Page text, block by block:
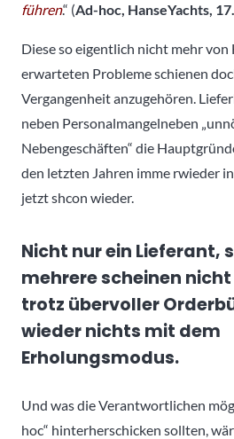
führen.“ (Ad-hoc, HanseYachts,
Diese so eigentlich nicht mehr von
erwarteten Probleme schienen
Vergangenheit anzugehören.
neben Personalmangelneben
Nebengeschäften“ die
den letzten Jahren imme rwieder
jetzt shcon wieder.
Nicht nur ein Lieferant,
mehrere scheinen
trotz übervoller
wieder nichts mit dem
Erholungsmodus.
Und was die Verantwortlichen
hoc“ hinterherschicken sollten,